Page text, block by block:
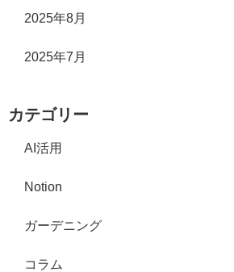
2025年8月
2025年7月
カテゴリー
AI活用
Notion
ガーデニング
コラム